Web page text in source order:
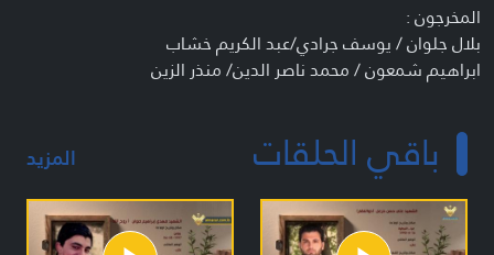
المخرجون :
بلال جلوان / يوسف جرادي/عبد الكريم خشاب
ابراهيم شمعون / محمد ناصر الدين/ منذر الزين
مريم فاضل / ايمان نجم / هناء قصاص / زهرة حجازي
هدى رحمي / منى نور الدين / سارة جابر / هيام رزق
هناء قصاص / سهام حيدورة
باقي الحلقات المزيد